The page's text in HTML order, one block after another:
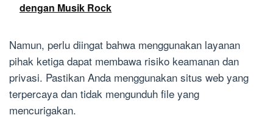
dengan Musik Rock
Namun, perlu diingat bahwa menggunakan layanan
pihak ketiga dapat membawa risiko keamanan dan
privasi. Pastikan Anda menggunakan situs web yang
terpercaya dan tidak mengunduh file yang
mencurigakan.